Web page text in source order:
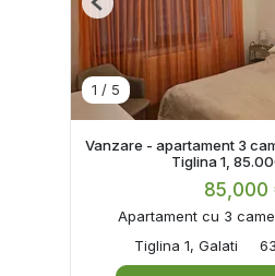
1 / 5
Previous
Vanzare - apartament 3
Tiglina 1,
85,000
Apartament cu 3
Tiglina 1, Galati